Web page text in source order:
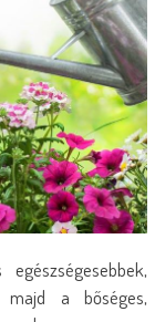
majd a bőséges,